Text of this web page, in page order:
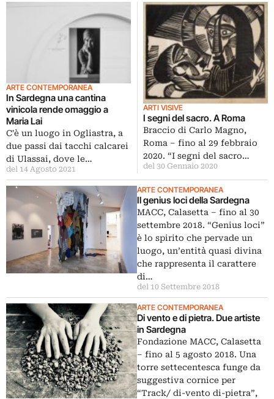
ARTE CONTEMPORANEA
In Sardegna una cantina
vinicola rende omaggio a
Maria Lai
C'è un luogo in Ogliastra, a
due passi dai tacchi calcarei
di Ulassai, dove le…
del 14 Agosto 2021
ARTI VISIVE
I segni del sacro. A Roma
Braccio di Carlo Magno,
Roma – fino al 29 febbraio
2020. “I segni del sacro…
del 30 Gennaio 2020
ARTE CONTEMPORANEA
Il genius loci della Sardegna
MACC, Calasetta ‒ fino al 30
settembre 2018. “Genius loci”
è lo spirito che pervade un
luogo, un’entità quasi divina
che rappresenta il carattere
di…
del 10 Settembre 2018
ARTE CONTEMPORANEA
Di vento e di pietra. Due artiste
in Sardegna
Fondazione MACC, Calasetta
‒ fino al 5 agosto 2018. Una
torre settecentesca funge da
suggestiva cornice per
“Track/ di-vento di-pietra”,